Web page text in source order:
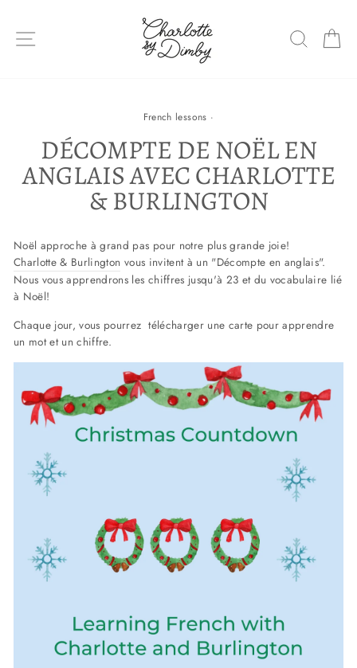
contenu
NAVIGATION DU SITE
French lessons ·
DÉCOMPTE DE NOËL EN
ANGLAIS AVEC CHARLOTTE
& BURLINGTON
Noël approche à grand pas pour notre plus grande joie!
Charlotte & Burlington vous invitent à un "Décompte en anglais".
Nous vous apprendrons les chiffres jusqu'à 23 et du vocabulaire lié
à Noël!
Chaque jour, vous pourrez télécharger une carte pour apprendre
un mot et un chiffre.